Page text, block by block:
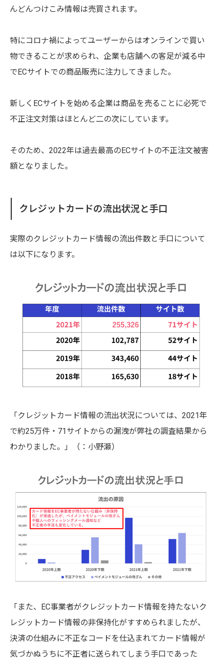
んどんつけこみ情報は売買されます。
特にコロナ禍によってユーザーからはオンラインで買い
物できることが求められ、企業も店舗への客足が減る中
でECサイトでの商品販売に注力してきました。
新しくECサイトを始める企業は商品を売ることに必死で
不正注文対策はほとんど二の次にしています。
そのため、2022年は過去最高のECサイトの不正注文被害
額となりました。
クレジットカードの流出状況と手口
実際のクレジットカード情報の流出件数と手口について
は以下になります。
「クレジットカード情報の流出状況については、2021年
で約25万件・71サイトからの漏洩が弊社の調査結果から
わかりました。」
（ ：小野瀬）
「また、EC事業者がクレジットカード情報を持たないク
レジットカード情報の非保持化がすすめられましたが、
決済の仕組みに不正なコードを仕込まれてカード情報が
気づかぬうちに不正者に送られてしまう手口であった